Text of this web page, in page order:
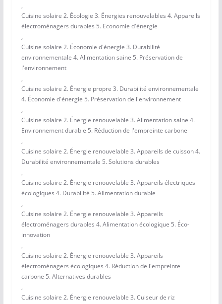
,
Cuisine solaire 2. Écologie 3. Énergies renouvelables 4. Appareils
électroménagers durables 5. Economie d'énergie
,
Cuisine solaire 2. Économie d'énergie 3. Durabilité
environnementale 4. Alimentation saine 5. Préservation de
l'environnement
,
Cuisine solaire 2. Énergie propre 3. Durabilité environnementale
4. Économie d'énergie 5. Préservation de l'environnement
,
Cuisine solaire 2. Énergie renouvelable 3. Alimentation saine 4.
Environnement durable 5. Réduction de l'empreinte carbone
,
Cuisine solaire 2. Énergie renouvelable 3. Appareils de cuisson 4.
Durabilité environnementale 5. Solutions durables
,
Cuisine solaire 2. Énergie renouvelable 3. Appareils électriques
écologiques 4. Durabilité 5. Alimentation durable
,
Cuisine solaire 2. Énergie renouvelable 3. Appareils
électroménagers durables 4. Alimentation écologique 5. Éco-
innovation
,
Cuisine solaire 2. Énergie renouvelable 3. Appareils
électroménagers écologiques 4. Réduction de l'empreinte
carbone 5. Alternatives durables
,
Cuisine solaire 2. Énergie renouvelable 3. Cuiseur de riz